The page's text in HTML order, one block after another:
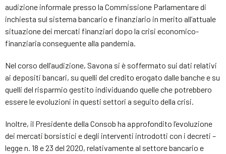
audizione informale presso la Commissione Parlamentare di
inchiesta sul sistema bancario e finanziario in merito all’attuale
situazione dei mercati finanziari dopo la crisi economico-
finanziaria conseguente alla pandemia.
Nel corso dell’audizione, Savona si è soffermato sui dati relativi
ai depositi bancari, su quelli del credito erogato dalle banche e su
quelli del risparmio gestito individuando quelle che potrebbero
essere le evoluzioni in questi settori a seguito della crisi.
Inoltre, il Presidente della Consob ha approfondito l’evoluzione
dei mercati borsistici e degli interventi introdotti con i decreti –
legge n. 18 e 23 del 2020, relativamente al settore bancario e